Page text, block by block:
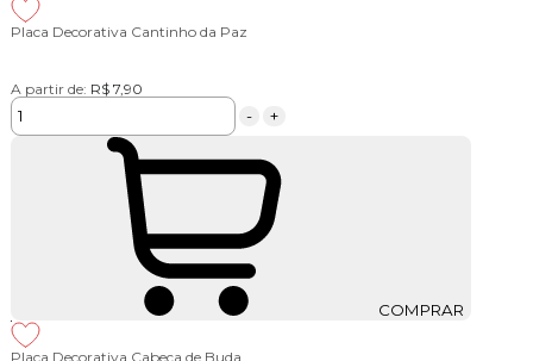
Placa Decorativa Cantinho da Paz
A partir de: R$ 7,90
- +
COMPRAR
Placa Decorativa Cabeça de Buda